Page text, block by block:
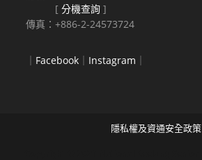
[分機查詢 ]
傳真：+886-2-24573724
｜ Facebook ｜ Instagram ｜
隱私權及資通安全政策